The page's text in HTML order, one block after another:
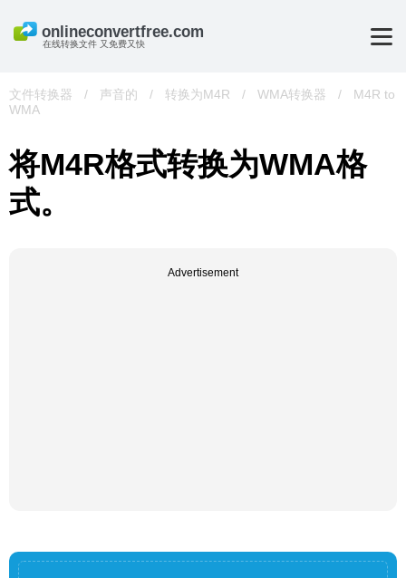
在线转换文件 又免费又快
文件转换器 / 声音的 / 转换为M4R / WMA转换器 /
M4R to
WMA
将M4R格式转换为WMA格
式。
Advertisement